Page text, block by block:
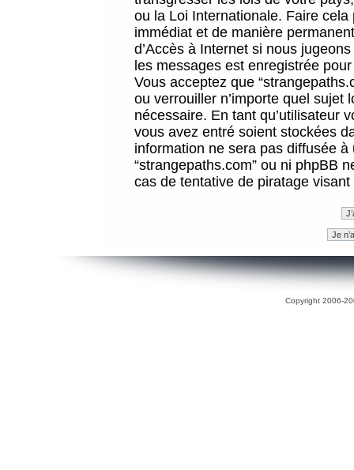
ou la Loi Internationale. Faire
immédiat et de manière
d’Accès à Internet si nous
les messages est enregistrée
Vous acceptez que
ou verrouiller n’importe quel sujet
nécessaire. En tant qu’utilisateur
vous avez entré soient stockées
information ne sera pas diffusée
“strangepaths.com” ou ni phpBB
cas de tentative de piratage
Copyright 2006-